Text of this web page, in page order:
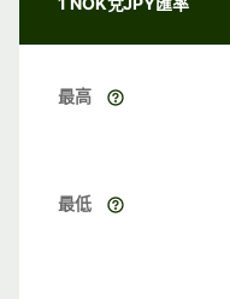
最高
最低